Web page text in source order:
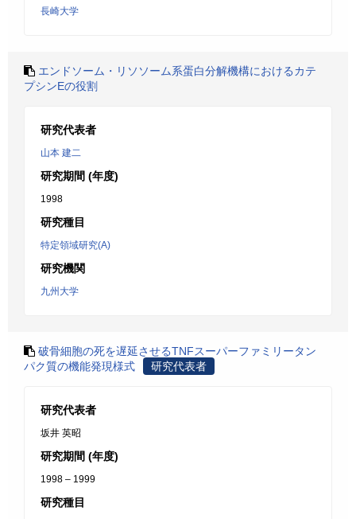
長崎大学
エンドソーム・リソソーム系蛋白分解機構におけるカテ
プシンEの役割
研究代表者
山本 建二
研究期間 (年度)
1998
研究種目
特定領域研究(A)
研究機関
九州大学
破骨細胞の死を遅延させるTNFスーパーファミリータン
パク質の機能発現様式
研究代表者
研究代表者
坂井 英昭
研究期間 (年度)
1998 – 1999
研究種目